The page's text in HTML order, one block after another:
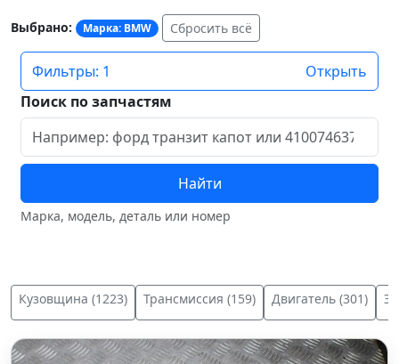
Выбрано: Марка: BMW Сбросить всё
Фильтры: 1
Открыть
Поиск по запчастям
Найти
Марка, модель, деталь или номер
Кузовщина (1223) Трансмиссия (159) Двигатель (301)